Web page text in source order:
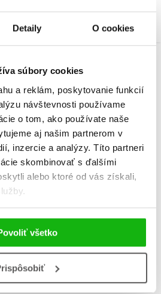
Detaily O cookies
súbory cookies
a reklám, poskytovanie funkcií
návštevnosti používame
o tom, ako používate naše
aj našim partnerom v
inzercie a analýzy. Títo partneri
skombinovať s ďalšími
alebo ktoré od vás získali,
všetko
encyklopédia
104
7.11.2025
245x310 mm
0,999 kg